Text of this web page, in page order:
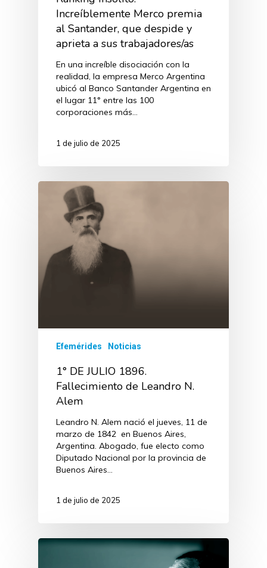
Increíblemente Merco premia
al Santander, que despide y
aprieta a sus trabajadores/as
En una increíble disociación con la
realidad, la empresa Merco Argentina
ubicó al Banco Santander Argentina en
el lugar 11° entre las 100
corporaciones más…
1 de julio de 2025
Efemérides Noticias
1° DE JULIO 1896.
Fallecimiento de Leandro N.
Alem
Leandro N. Alem nació el jueves, 11 de
marzo de 1842 en Buenos Aires,
Argentina. Abogado, fue electo como
Diputado Nacional por la provincia de
Buenos Aires…
1 de julio de 2025